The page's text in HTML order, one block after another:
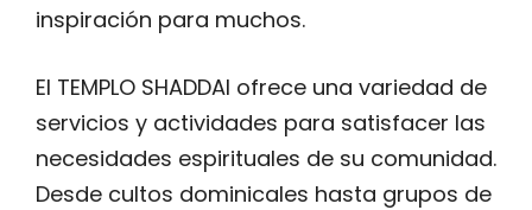
inspiración para muchos.
El TEMPLO SHADDAI ofrece una variedad de
servicios y actividades para satisfacer las
necesidades espirituales de su comunidad.
Desde cultos dominicales hasta grupos de